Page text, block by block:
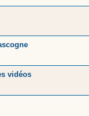
vidéos